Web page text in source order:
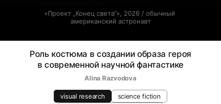
«Проект „Конец света“», 2026 / обычный
американский астронавт
Роль костюма в создании образа героя
в современной научной фантастике
Alina Razvodova
visual research
science fiction